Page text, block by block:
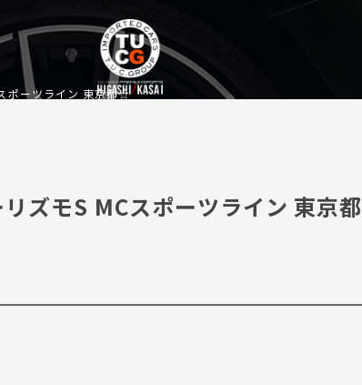
ポーツライン 東京都☆
ズモS MCスポーツライン 東京都